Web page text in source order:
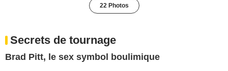
22 Photos
Secrets de tournage
Brad Pitt, le sex symbol boulimique